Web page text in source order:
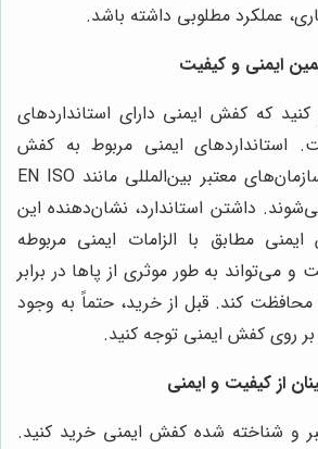
عملکرد مطلوبی داشته باشد.
ایمنی و کیفیت
که کفش ایمنی دارای استانداردهای
استانداردهای ایمنی مربوط به کفش
ایمنی، توسط سازمان‌های معتبر بین‌المللی مانند EN ISO
می‌شوند. داشتن استاندارد، نشان‌دهنده این
مطابق با الزامات ایمنی مربوطه
می‌تواند به طور موثری از پاها در برابر
کند. قبل از خرید، حتماً به وجود
بر روی کفش ایمنی توجه کنید.
از کیفیت و ایمنی
و شناخته شده کفش ایمنی خرید کنید.